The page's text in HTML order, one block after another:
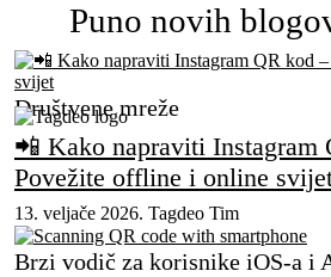
Puno novih
Društvene mreže
📲 Kako napraviti Instagram
Povežite offline i online
13. veljače 2026. Tagdeo Tim
Brzi vodič za korisnike iOS-a i